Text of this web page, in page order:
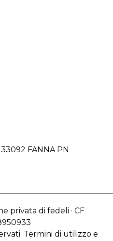
FANNA PN
privata di fedeli · CF
Termini di utilizzo e